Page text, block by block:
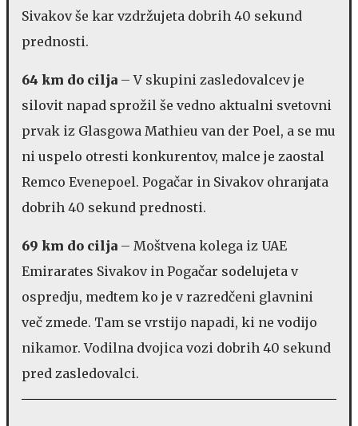
Sivakov še kar vzdržujeta dobrih 40 sekund
prednosti.
64 km do cilja – V skupini zasledovalcev je
silovit napad sprožil še vedno aktualni svetovni
prvak iz Glasgowa Mathieu van der Poel, a se mu
ni uspelo otresti konkurentov, malce je zaostal
Remco Evenepoel. Pogačar in Sivakov ohranjata
dobrih 40 sekund prednosti.
69 km do cilja – Moštvena kolega iz UAE
Emirarates Sivakov in Pogačar sodelujeta v
ospredju, medtem ko je v razredčeni glavnini
več zmede. Tam se vrstijo napadi, ki ne vodijo
nikamor. Vodilna dvojica vozi dobrih 40 sekund
pred zasledovalci.